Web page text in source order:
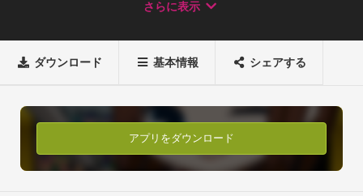
毎日3分でOK！　忙しい人もお手軽に遊べるよ。さあ、リーグ
ある日、南の島の離島「やきゅコレ島」が
古くから野球好きが住み、野球の頂点が
ここにあると言い伝えに残る島である。
島では今も、野球の頂点を目指し、
日々、熱い戦いが繰り広げられているらしい。
さらに表示
ダウンロード 基本情報 シェアする
アプリをダウンロード